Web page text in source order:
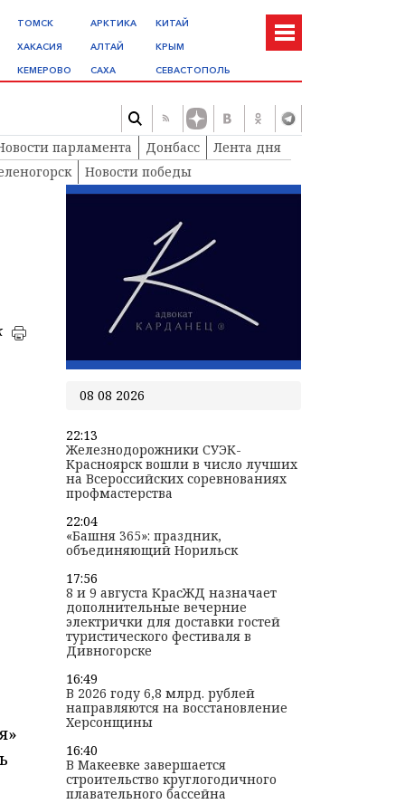
ТОМСК
ХАКАСИЯ
КЕМЕРОВО
АРКТИКА
АЛТАЙ
САХА
КИТАЙ
КРЫМ
СЕВАСТОПОЛЬ
парламента Донбасс
Лента дня
Новости победы
08 08 2026
22:13
Железнодорожники СУЭК-
Красноярск вошли в число лучших
на Всероссийских соревнованиях
профмастерства
22:04
«Башня 365»: праздник,
объединяющий Норильск
17:56
8 и 9 августа КрасЖД назначает
дополнительные вечерние
электрички для доставки гостей
туристического фестиваля в
Дивногорске
16:49
В 2026 году 6,8 млрд. рублей
направляются на восстановление
Херсонщины
16:40
В Макеевке завершается
строительство круглогодичного
плавательного бассейна